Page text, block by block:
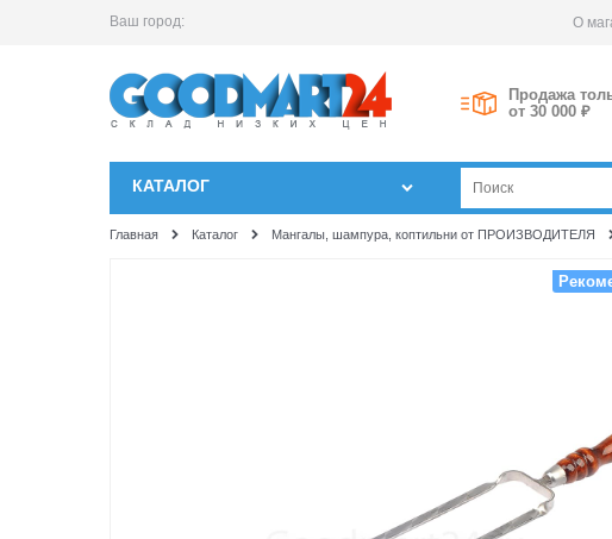
Ваш город: О
Продажа
от 30 000 ₽
КАТАЛОГ
Главная Каталог Мангалы, шампура, коптильни от ПРОИЗВОДИТЕЛЯ